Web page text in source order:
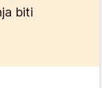
biti